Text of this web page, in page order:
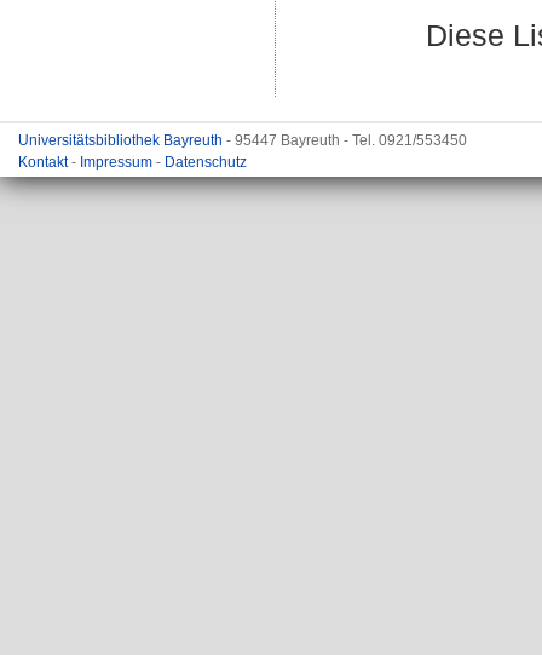
Diese
Universitätsbibliothek Bayreuth - 95447 Bayreuth - Tel. 0921/553450
Kontakt- Impressum - Datenschutz